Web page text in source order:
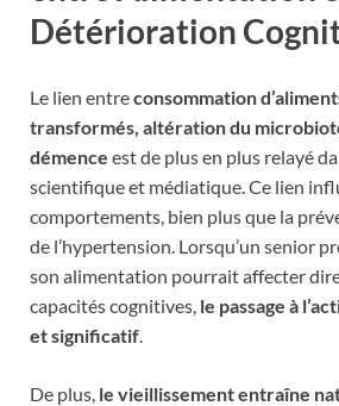
Détérioration
Le lien entreconsommation
transformés, altération du
démence est de plus en plus relayé
scientifique et médiatique. Ce lien
comportements, bien plus que la
de l’hypertension. Lorsqu’un senior
son alimentation pourrait affecter
capacités cognitives, le passage à
et significatif.
De plus, le vieillissement entraîne